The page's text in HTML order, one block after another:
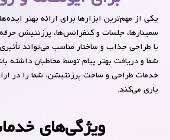
یکی از مهم‌ترین ابزارها برای ارائه بهتر
سمینارها، جلسات و کنفرانس‌ها، پرزنتیشن
با طراحی جذاب و ساختار مناسب می‌تواند
شما و دریافت بهتر پیام توسط مخاطبان داشته
خدمات طراحی و ساخت پرزنتیشن، شما را در
یاری می‌کند.
ویژگی‌های